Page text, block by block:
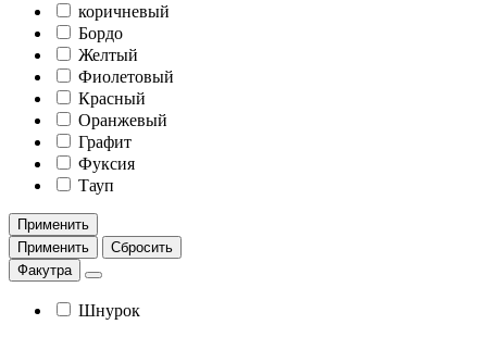
коричневый
Бордо
Желтый
Фиолетовый
Красный
Оранжевый
Графит
Фуксия
Тауп
Применить
Применить
Сбросить
Факутра
Шнурок